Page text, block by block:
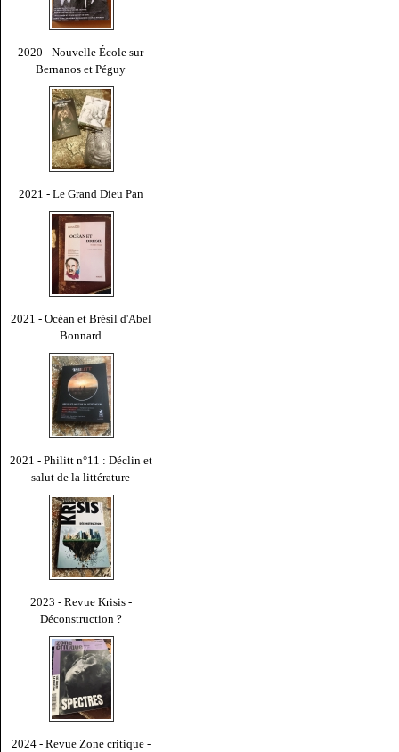
2020 - Nouvelle École sur
Bernanos et Péguy
2021 - Le Grand Dieu Pan
2021 - Océan et Brésil d'Abel
Bonnard
2021 - Philitt n°11 : Déclin et
salut de la littérature
2023 - Revue Krisis -
Déconstruction ?
2024 - Revue Zone critique -